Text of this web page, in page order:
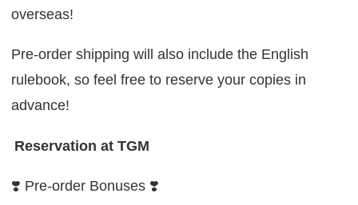
overseas!
Pre-order shipping will also include the English
rulebook, so feel free to reserve your copies in
advance!
Reservation at TGM
❣️ Pre-order Bonuses ❣️